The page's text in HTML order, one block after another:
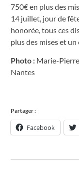
750€ en plus des
14 juillet, jour de
honorée, tous ces
plus des mises et
Photo : Marie-
Nantes
Partager :
Facebook